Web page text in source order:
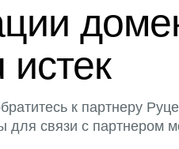
к партнеру
для связи с партнером